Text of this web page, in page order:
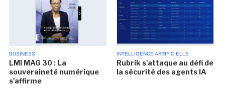
BUSINESS
LMI MAG 30 : La
souveraineté numérique
s'affirme
INTELLIGENCE ARTIFICIELLE
Rubrik s'attaque au défi de
la sécurité des agents IA